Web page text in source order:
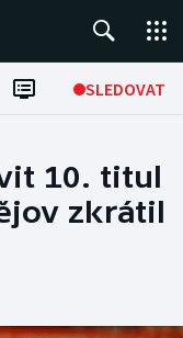
SLEDOVAT
10. titul
zkrátil